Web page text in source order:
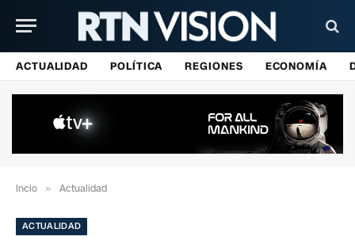
ACTUALIDAD POLÍTICA REGIONES ECONOMÍA
Incio » Actualidad
ACTUALIDAD